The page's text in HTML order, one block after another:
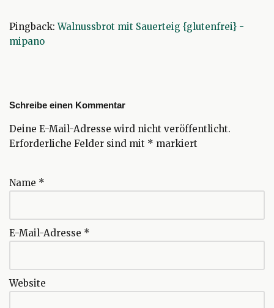
Pingback:Walnussbrot mit Sauerteig {glutenfrei} -
mipano
Schreibe einen Kommentar
Deine E-Mail-Adresse wird nicht veröffentlicht.
Erforderliche Felder sind mit * markiert
Name *
E-Mail-Adresse *
Website